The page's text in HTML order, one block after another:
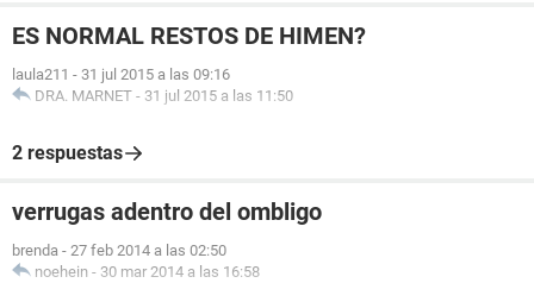
ES NORMAL RESTOS DE HIMEN?
laula211 - 31 jul 2015 a las 09:16
DRA. MARNET - 31 jul 2015 a las 11:50
2 respuestas
verrugas adentro del ombligo
brenda - 27 feb 2014 a las 02:50
noehein - 30 mar 2014 a las 16:58